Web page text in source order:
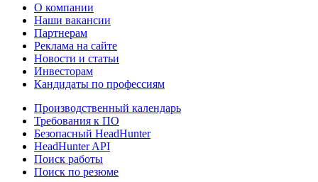
О компании
Наши вакансии
Партнерам
Реклама на сайте
Новости и статьи
Инвесторам
Кандидаты по профессиям
Производственный календарь
Требования к ПО
Безопасный HeadHunter
HeadHunter API
Поиск работы
Поиск по резюме